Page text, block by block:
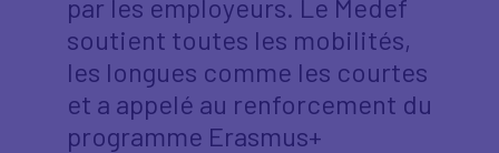
par les employeurs. Le Medef
soutient toutes les mobilités,
les longues comme les courtes
et a appelé au renforcement du
programme Erasmus+